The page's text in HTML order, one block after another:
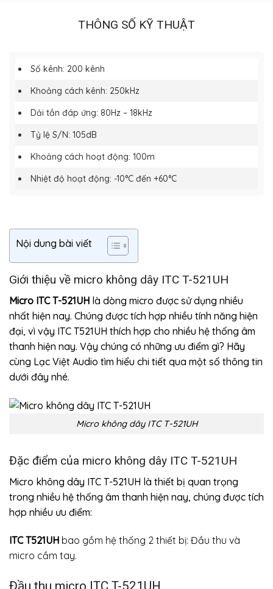
Nội dung bài viết
Giới thiệu về micro không dây ITC T-521UH
Micro ITC T-521UH là dòng micro được sử dụng nhiều
nhất hiện nay. Chúng được tích hợp nhiều tính năng hiện
đại, vì vậy ITC T521UH thích hợp cho nhiều hệ thống âm
thanh hiện nay. Vậy chúng có những ưu điểm gì? Hãy
cùng Lạc Việt Audio tìm hiểu chi tiết qua một số thông tin
dưới đây nhé.
Micro không dây ITC T-521UH
Đặc điểm của micro không dây ITC T-521UH
Micro không dây ITC T-521UH là thiết bị quan trọng
trong nhiều hệ thống âm thanh hiện nay, chúng được tích
hợp nhiều ưu điểm:
ITC T521UH bao gồm hệ thống 2 thiết bị: Đầu thu và
micro cầm tay.
Đầu thu micro ITC T-521UH
THÔNG SỐ KỸ THUẬT
Số kênh: 200 kênh
Khoảng cách kênh: 250kHz
Dải tần đáp ứng: 80Hz – 18kHz
Tỷ lệ S/N: 105dB
Khoảng cách hoạt động: 100m
Nhiệt độ hoạt động: -10°C đến +60°C